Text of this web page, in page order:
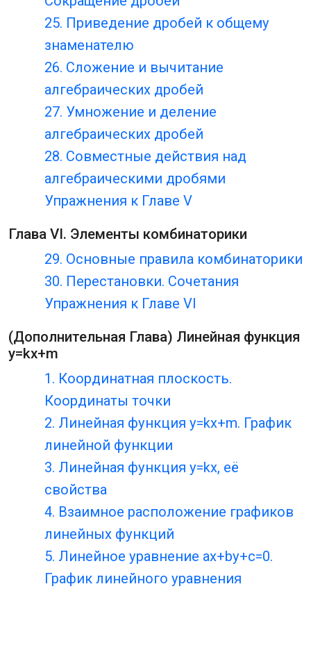
25. Приведение дробей к общему
знаменателю
26. Сложение и вычитание
алгебраических дробей
27. Умножение и деление
алгебраических дробей
28. Совместные действия над
алгебраическими дробями
Упражнения к Главе V
Глава VI. Элементы комбинаторики
29. Основные правила комбинаторики
30. Перестановки. Сочетания
Упражнения к Главе VI
(Дополнительная Глава) Линейная функция
y=kx+m
1. Координатная плоскость.
Координаты точки
2. Линейная функция y=kx+m. График
линейной функции
3. Линейная функция y=kx, её
свойства
4. Взаимное расположение графиков
линейных функций
5. Линейное уравнение ax+by+c=0.
График линейного уравнения